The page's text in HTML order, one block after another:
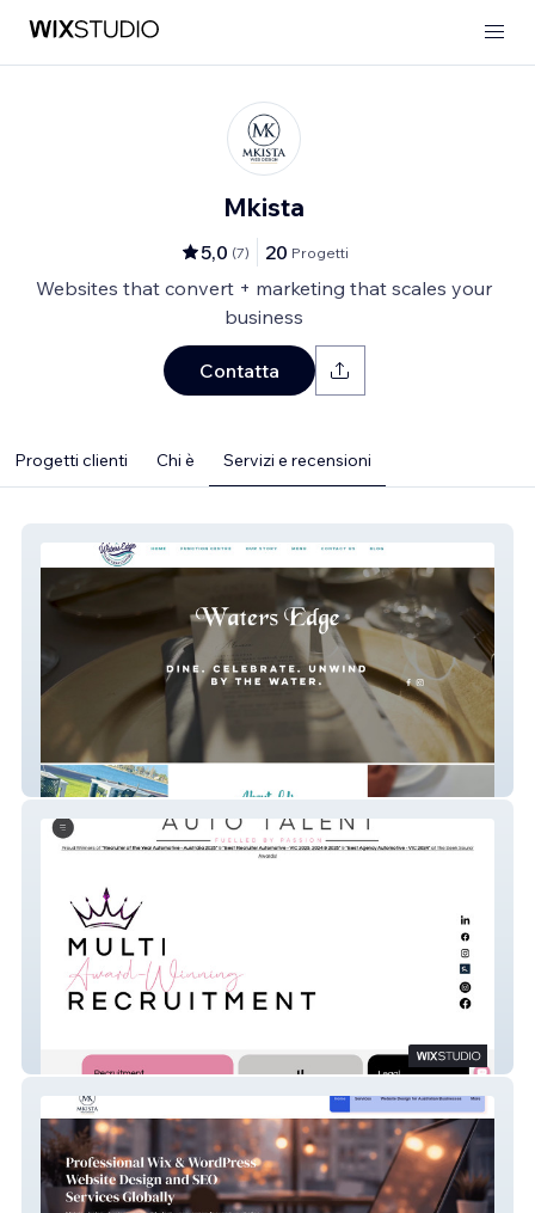
Mkista
5,0 (7) 20 Progetti
Websites that convert + marketing that scales your
business
Contatta
Progetti clienti Chi è Servizi e recensioni
Water's Edge
Auto Talent